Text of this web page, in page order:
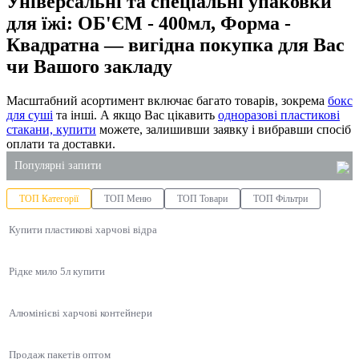
для їжі: ОБ'ЄМ - 400мл, Форма -
Квадратна — вигідна покупка для Вас
чи Вашого закладу
Масштабний асортимент включає багато товарів, зокрема бокс
для суші та інші. А якщо Вас цікавить одноразові пластикові
стакани, купити можете, залишивши заявку і вибравши спосіб
оплати та доставки.
Популярні запити
коробка під вок
рідке мило 5 літрів оптом
магазин господарських товарів
соусники пластикові купити київ
ТОП Категорії ТОП Меню ТОП Товари ТОП Фільтри
Купити пластикові харчові відра
Рідке мило 5л купити
Алюмінієві харчові контейнери
Продаж пакетів оптом